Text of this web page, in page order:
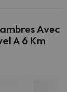
Avec
A 6 Km